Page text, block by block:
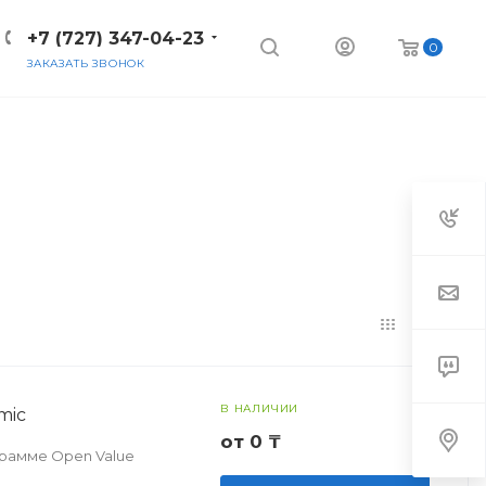
0
+7 (727) 347-04-23
ЗАКАЗАТЬ ЗВОНОК
Open Value
В НАЛИЧИИ
от 0 ₸